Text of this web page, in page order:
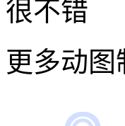
很不错
更多动图